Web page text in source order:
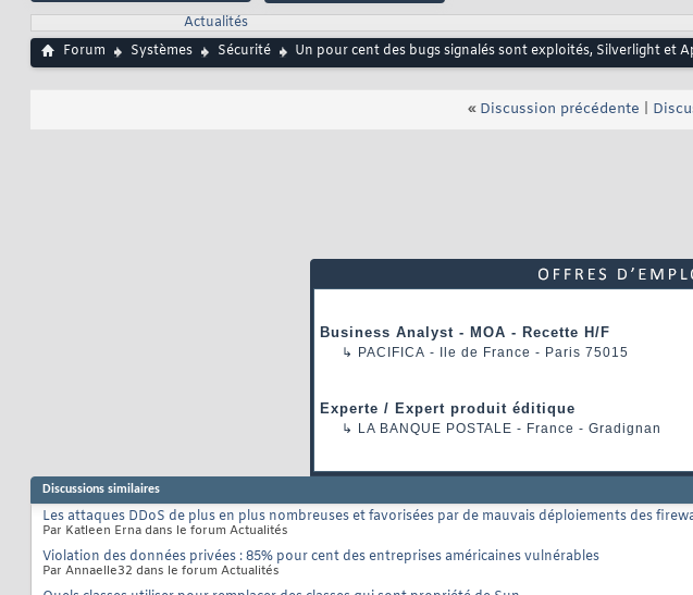
Actualités
Forum
Systèmes Sécurité Un pour cent des bugs signalés sont exploités, Silverlight et
« Discussion précédente
Business Analyst - MOA - Recette H/F
↳ PACIFICA - Ile de France - Paris 75015
Experte / Expert produit éditique
↳ LA BANQUE POSTALE - France - Gradignan
Discussions similaires
Les attaques DDoS de plus en plus nombreuses et favorisées par de mauvais déploiements des
Par Katleen Erna dans le forum Actualités
Violation des données privées : 85% pour cent des entreprises américaines vulnérables
Par Annaelle32 dans le forum Actualités